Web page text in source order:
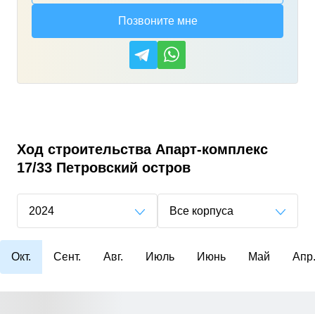
Позвоните мне
Ход строительства Апарт-комплекс
17/33 Петровский остров
2024 Все корпуса
Окт. Сент. Авг. Июль Июнь Май Апр.